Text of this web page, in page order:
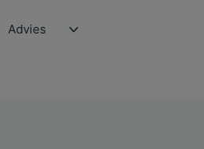
Advies